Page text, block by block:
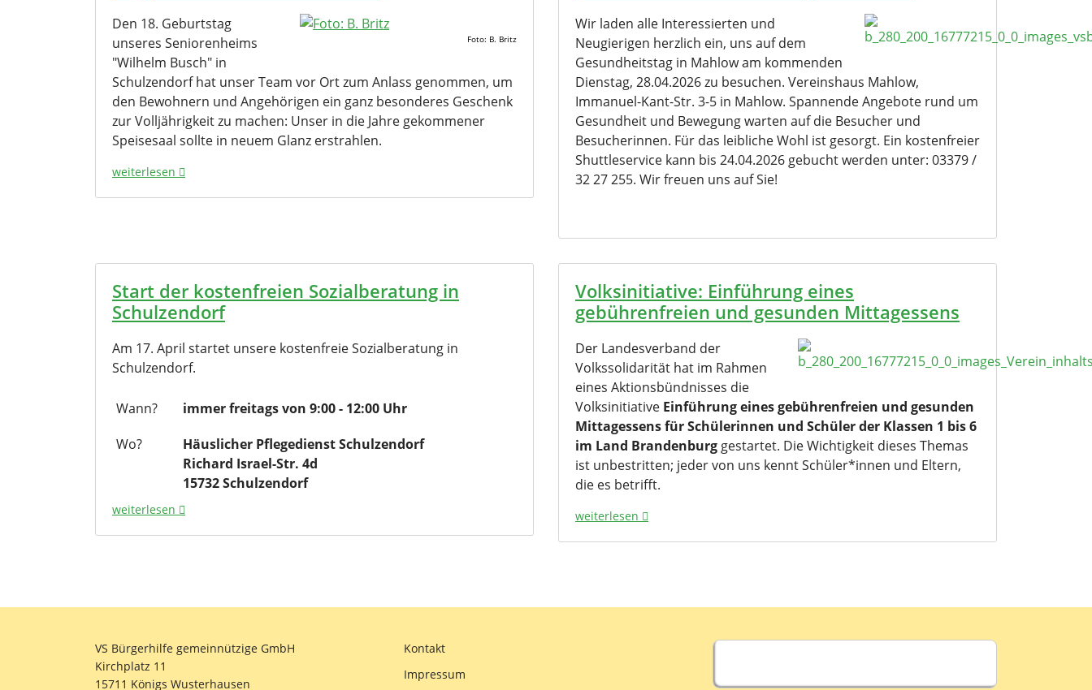
Foto: B. Britz
Den 18. Geburtstag
unseres Seniorenheims
"Wilhelm Busch" in
Schulzendorf hat unser Team vor Ort zum Anlass genommen, um
den Bewohnern und Angehörigen ein ganz besonderes Geschenk
zur Volljährigkeit zu machen: Unser in die Jahre gekommener
Speisesaal sollte in neuem Glanz erstrahlen.
weiterlesen
Wir laden alle Interessierten und
Neugierigen herzlich ein, uns auf dem
Gesundheitstag in Mahlow am kommenden
Dienstag, 28.04.2026 zu besuchen. Vereinshaus Mahlow,
Immanuel-Kant-Str. 3-5 in Mahlow. Spannende Angebote rund um
Gesundheit und Bewegung warten auf die Besucher und
Besucherinnen. Für das leibliche Wohl ist gesorgt. Ein kostenfreier
Shuttleservice kann bis 24.04.2026 gebucht werden unter: 03379 /
32 27 255. Wir freuen uns auf Sie!
Start der kostenfreien Sozialberatung in
Schulzendorf
Am 17. April startet unsere kostenfreie Sozialberatung in
Schulzendorf.
Wann?
immer freitags von 9:00 - 12:00 Uhr
Wo?
Häuslicher Pflegedienst Schulzendorf
Richard Israel-Str. 4d
15732 Schulzendorf
weiterlesen
Volksinitiative: Einführung eines
gebührenfreien und gesunden Mittagessens
Der Landesverband der
Volkssolidarität hat im Rahmen
eines Aktionsbündnisses die
Volksinitiative Einführung eines gebührenfreien und gesunden
Mittagessens für Schülerinnen und Schüler der Klassen 1 bis 6
im Land Brandenburg gestartet. Die Wichtigkeit dieses Themas
ist unbestritten; jeder von uns kennt Schüler*innen und Eltern,
die es betrifft.
weiterlesen
VS Bürgerhilfe gemeinnützige GmbH
Kirchplatz 11
15711 Königs Wusterhausen
Kontakt
Impressum